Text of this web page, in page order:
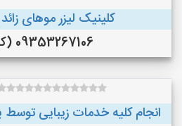
کلینیک لیزر موهای
09353267106 (کرمانشاه )
انجام کلیه خدمات زیبایی